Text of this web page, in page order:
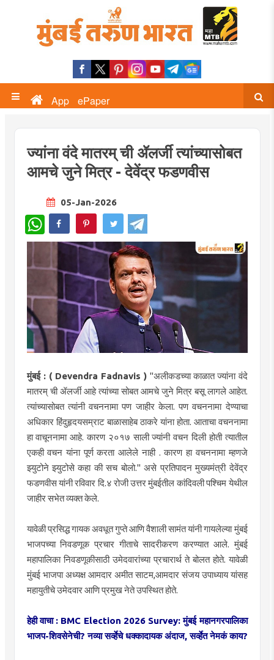
App ePaper
ज्यांना वंदे मातरम् ची ॲलर्जी त्यांच्यासोबत
आमचे जुने मित्र - देवेंद्र फडणवीस
05-Jan-2026
WhatsApp
मुंबई : ( Devendra Fadnavis )"अलीकडच्या काळात ज्यांना वंदे
मातरम् ची ॲलर्जी आहे त्यांच्या सोबत आमचे जुने मित्र बसू लागले आहेत.
त्यांच्यासोबत त्यांनी वचननामा पण जाहीर केला. पण वचननामा देण्याचा
अधिकार हिंदुहृदयसम्राट बाळासाहेब ठाकरे यांना होता. आताचा वचननामा
हा वाचूननामा आहे. कारण २०१७ साली ज्यांनी वचन दिली होती त्यातील
एकही वचन यांना पूर्ण करता आलेले नाही . कारण हा वचननामा म्हणजे
झ्युटोने झ्युटोसे कहा की सच बोलो." असे प्रतिपादन मुख्यमंत्री देवेंद्र
फडणवीस यांनी रविवार दि.४ रोजी उत्तर मुंबईतील कांदिवली पश्चिम येथील
जाहीर सभेत व्यक्त केले.
यावेळी प्रसिद्ध गायक अवधूत गुप्ते आणि वैशाली सामंत यांनी गायलेल्या मुंबई
भाजपच्या निवडणूक प्रचार गीताचे सादरीकरण करण्यात आले. मुंबई
महापालिका निवडणूकीसाठी उमेदवारांच्या प्रचारार्थ ते बोलत होते. यावेळी
मुंबई भाजपा अध्यक्ष आमदार अमीत साटम,आमदार संजय उपाध्याय यांसह
महायुतीचे उमेदवार आणि प्रमुख नेते उपस्थित होते.
हेही वाचा : BMC Election 2026 Survey: मुंबई महानगरपालिका
भाजप-शिवसेनेची? नव्या सर्व्हेचे धक्कादायक अंदाज, सर्व्हेत नेमकं काय?